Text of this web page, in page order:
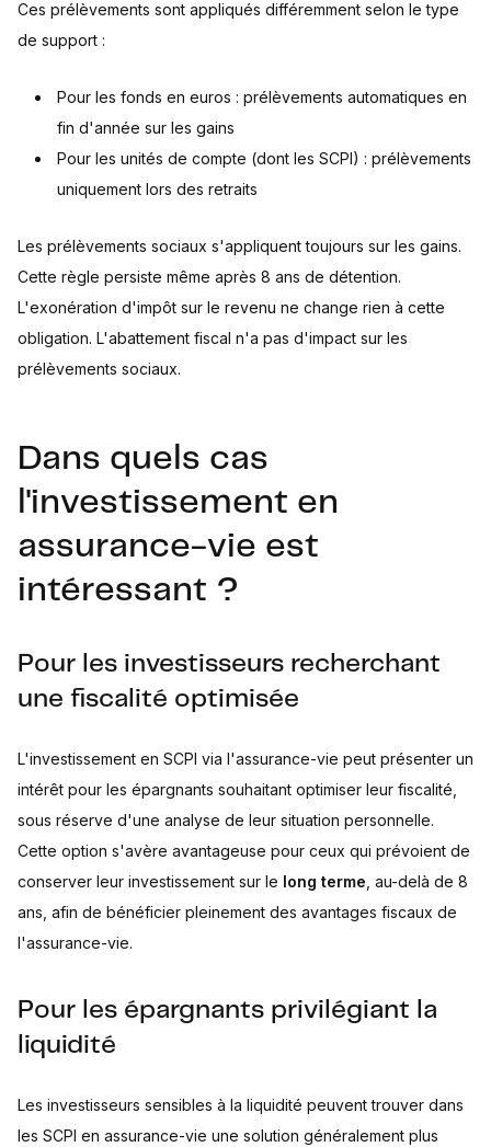
Ces prélèvements sont appliqués différemment selon le type
de support :
Pour les fonds en euros : prélèvements automatiques en
fin d'année sur les gains
Pour les unités de compte (dont les SCPI) : prélèvements
uniquement lors des retraits
Les prélèvements sociaux s'appliquent toujours sur les gains.
Cette règle persiste même après 8 ans de détention.
L'exonération d'impôt sur le revenu ne change rien à cette
obligation. L'abattement fiscal n'a pas d'impact sur les
prélèvements sociaux.
Dans quels cas
l'investissement en
assurance-vie est
intéressant ?
Pour les investisseurs recherchant
une fiscalité optimisée
L'investissement en SCPI via l'assurance-vie peut présenter un
intérêt pour les épargnants souhaitant optimiser leur fiscalité,
sous réserve d'une analyse de leur situation personnelle.
Cette option s'avère avantageuse pour ceux qui prévoient de
conserver leur investissement sur le long terme , au-delà de 8
ans, afin de bénéficier pleinement des avantages fiscaux de
l'assurance-vie.
Pour les épargnants privilégiant la
liquidité
Les investisseurs sensibles à la liquidité peuvent trouver dans
les SCPI en assurance-vie une solution généralement plus